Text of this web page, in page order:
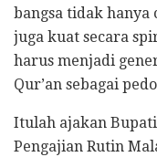
bangsa tidak hanya
juga kuat secara
harus menjadi
Qur’an sebagai
Itulah ajakan
Pengajian Rutin